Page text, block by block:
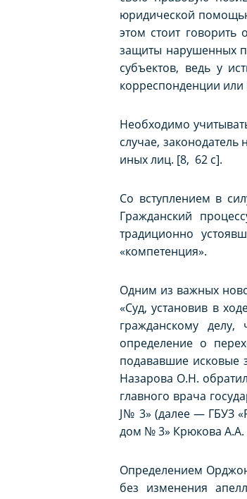
юридической
этом стоит
защиты нарушенных
субъектов, ведь у
корреспонденции или
Необходимо
случае, законодатель
иных лиц. [8, 62 с].
Со вступлением в
Гражданский
традиционно
«компетенция».
Одним из важных
«Суд, установив в
гражданскому делу,
определение о
подававшие исковые
Назарова О.Н.
главного врача
J№ 3» (далее — ГБУЗ
дом № 3» Крюкова А.А.
Определением
без изменения